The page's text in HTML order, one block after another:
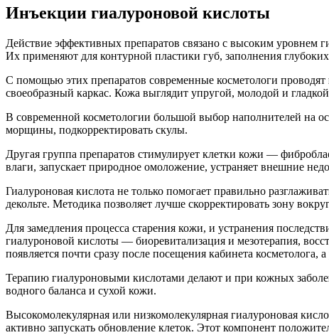
Инъекции гиалуроновой кислоты
Действие эффективных препаратов связано с высоким уровнем
Их применяют для контурной пластики губ, заполнения
С помощью этих препаратов современные косметологи проводят
своеобразный каркас. Кожа выглядит упругой, молодой и
В современной косметологии большой выбор наполнителей на
морщины, подкорректировать скулы.
Другая группа препаратов стимулирует клетки кожи —
влаги, запускает природное омоложение, устраняет внешние
Гиалуроновая кислота не только помогает правильно
декольте. Методика позволяет лучше скорректировать зону
Для замедления процесса старения кожи, и устранения
гиалуроновой кислоты — биоревитализация и мезотерапия,
появляется почти сразу после посещения кабинета косметолога,
Терапию гиалуроновыми кислотами делают и при кожных
водного баланса и сухой кожи.
Высокомолекулярная или низкомолекулярная гиалуроновая
активно запускать обновление клеток. Этот компонент